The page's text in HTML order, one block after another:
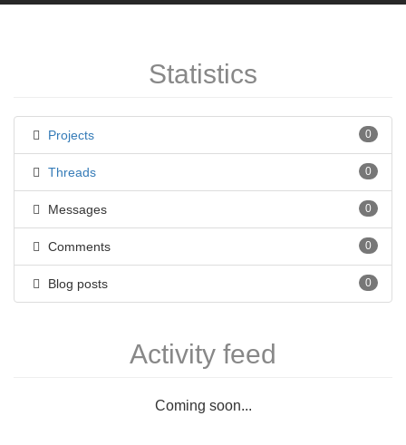
Statistics
Projects 0
Threads 0
Messages 0
Comments 0
Blog posts 0
Activity feed
Coming soon...